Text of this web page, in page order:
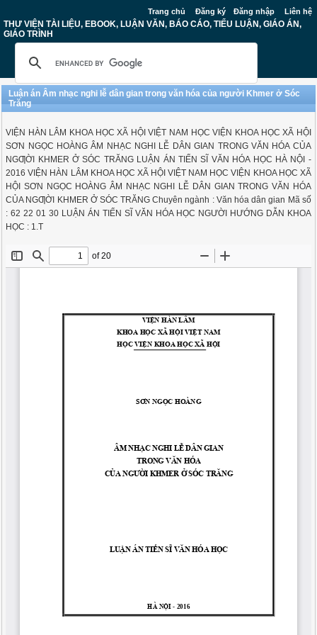
Trang chủ Đăng ký Đăng nhập Liên hệ
THƯ VIỆN TÀI LIỆU, EBOOK, LUẬN VĂN, BÁO CÁO, TIỂU LUẬN, GIÁO ÁN,
GIÁO TRÌNH
Luận án Âm nhạc nghi lễ dân gian trong văn hóa của người Khmer ở Sóc
Trăng
VIỆN HÀN LÂM KHOA HỌC XÃ HỘI VIỆT NAM HỌC VIỆN KHOA HỌC XÃ HỘI
SƠN NGỌC HOÀNG ÂM NHẠC NGHI LỄ DÂN GIAN TRONG VĂN HÓA CỦA
NGƢỜI KHMER Ở SÓC TRĂNG LUẬN ÁN TIẾN SĨ VĂN HÓA HỌC HÀ NỘI -
2016 VIỆN HÀN LÂM KHOA HỌC XÃ HỘI VIỆT NAM HỌC VIỆN KHOA HỌC XÃ
HỘI SƠN NGỌC HOÀNG ÂM NHẠC NGHI LỄ DÂN GIAN TRONG VĂN HÓA
CỦA NGƢỜI KHMER Ở SÓC TRĂNG Chuyên ngành : Văn hóa dân gian Mã số
: 62 22 01 30 LUẬN ÁN TIẾN SĨ VĂN HÓA HỌC NGƯỜI HƯỚNG DẪN KHOA
HỌC : 1.T